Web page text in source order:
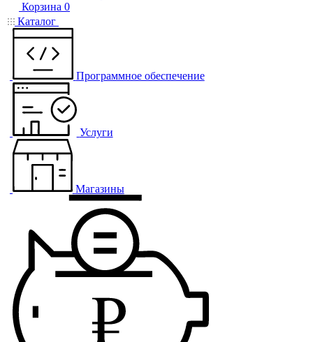
Корзина 0
Каталог
Программное обеспечение
Услуги
Магазины